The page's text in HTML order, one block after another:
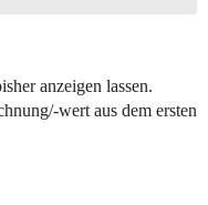
anzeigen lassen.
wert aus dem ersten